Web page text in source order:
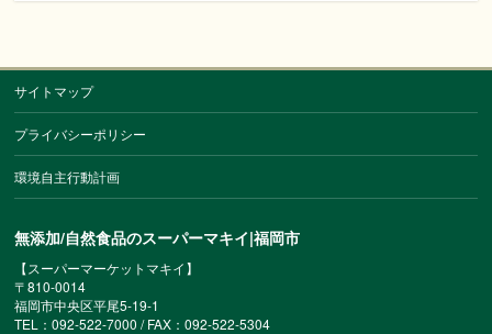
サイトマップ
プライバシーポリシー
環境自主行動計画
無添加/自然食品のスーパーマキイ|福岡市
【スーパーマーケットマキイ】
〒810-0014
福岡市中央区平尾5-19-1
TEL：092-522-7000 / FAX：092-522-5304